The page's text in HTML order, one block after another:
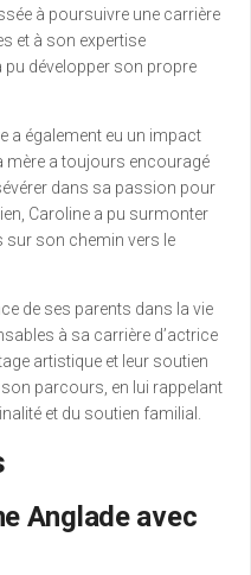
à poursuivre une carrière
et à son expertise
développer son propre
a également eu un impact
mère a toujours encouragé
dans sa passion pour
Caroline a pu surmonter
sur son chemin vers le
de ses parents dans la vie
à sa carrière d’actrice
artistique et leur soutien
parcours, en lui rappelant
et du soutien familial.
Anglade avec